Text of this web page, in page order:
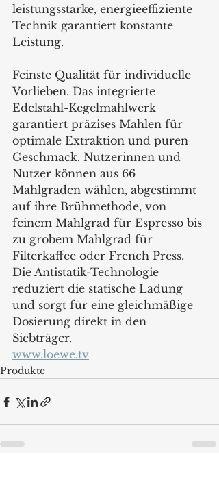
leistungsstarke, energieeffiziente
Technik garantiert konstante
Leistung.
Feinste Qualität für individuelle
Vorlieben. Das integrierte
Edelstahl-Kegelmahlwerk
garantiert präzises Mahlen für
optimale Extraktion und puren
Geschmack. Nutzerinnen und
Nutzer können aus 66
Mahlgraden wählen, abgestimmt
auf ihre Brühmethode, von
feinem Mahlgrad für Espresso bis
zu grobem Mahlgrad für
Filterkaffee oder French Press.
Die Antistatik-Technologie
reduziert die statische Ladung
und sorgt für eine gleichmäßige
Dosierung direkt in den
Siebträger.
www.loewe.tv
Produkte